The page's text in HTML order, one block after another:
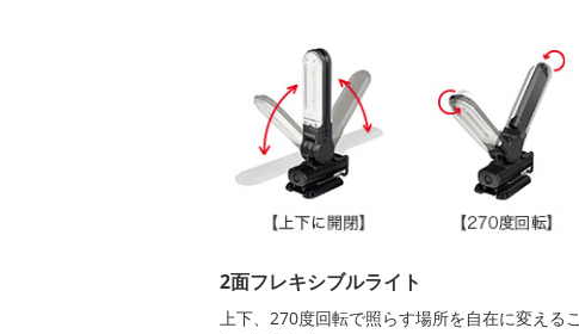
2面フレキシブルライト
上下、270度回転で照らす場所を自在に変えるこ